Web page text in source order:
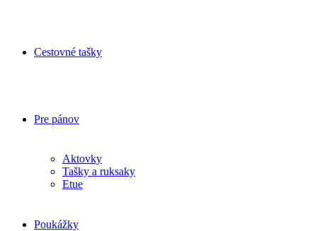
Cestovné tašky
Pre pánov
Aktovky
Tašky a ruksaky
Etue
Poukážky